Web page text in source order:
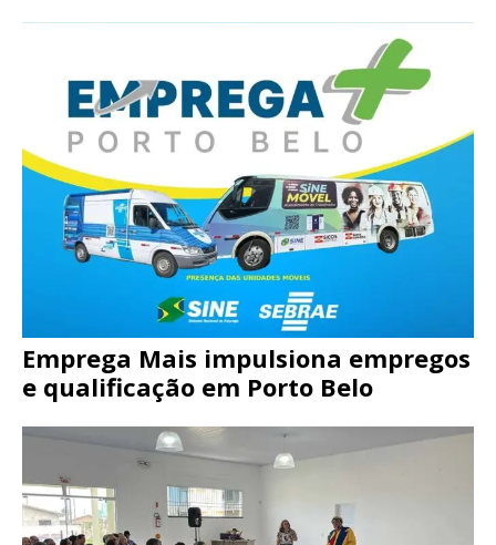
Emprega Mais impulsiona empregos
e qualificação em Porto Belo